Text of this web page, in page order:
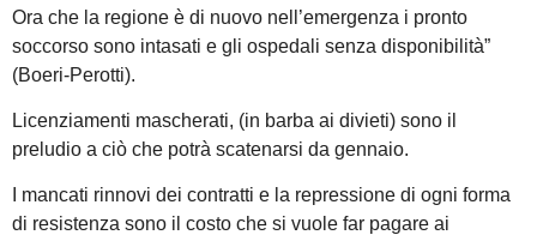
Ora che la regione è di nuovo nell’emergenza i pronto
soccorso sono intasati e gli ospedali senza disponibilità”
(Boeri-Perotti).
Licenziamenti mascherati, (in barba ai divieti) sono il
preludio a ciò che potrà scatenarsi da gennaio.
I mancati rinnovi dei contratti e la repressione di ogni forma
di resistenza sono il costo che si vuole far pagare ai